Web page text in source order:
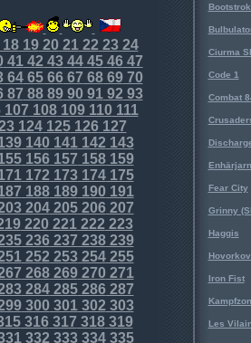
1819202122 2324
4142 4344454647
64656667 686970
87 8889909192 93
107 108109110111
124125126127
140141142 143
156157 158159
172 173174175
188189190191
204205206207
220221222 223
236237 238239
252 253254255
268269270271
284285286287
300301302 303
316317 318319
332 333334335
Ciurma
Code 1
Combat
Fear City
Grinny
Haggis
Iron Fist
Les